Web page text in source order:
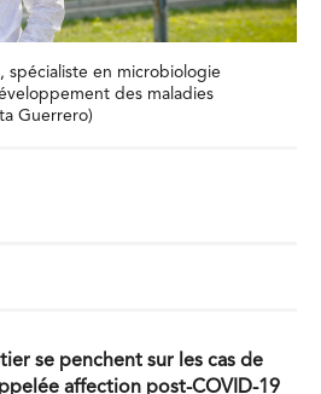
spécialiste en microbiologie
des maladies
Guerrero)
se penchent sur les cas de
affection post-COVID-19